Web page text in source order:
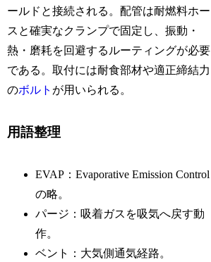
ールドと接続される。配管は耐燃料ホー
スと確実なクランプで固定し、振動・
熱・磨耗を回避するルーティングが必要
である。取付には耐食部材や適正締結力
のボルト が用いられる。
用語整理
EVAP：Evaporative Emission Control
の略。
パージ：吸着ガスを吸気へ戻す動
作。
ベント：大気側通気経路。